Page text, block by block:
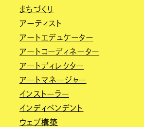
まちづくり
アーティスト
アートエデュケーター
アートコーディネーター
アートディレクター
アートマネージャー
インストーラー
インディペンデント
ウェブ構築